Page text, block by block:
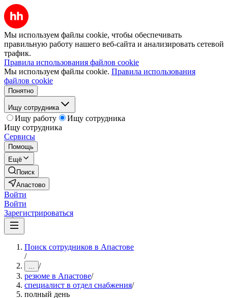
Мы используем файлы cookie, чтобы обеспечивать
правильную работу нашего веб-сайта и анализировать сетевой
трафик.
Правила использования файлов cookie
Мы используем файлы cookie. Правила использования
файлов cookie
Понятно
Ищу сотрудника
Ищу работу
Ищу сотрудника
Ищу сотрудника
Сервисы
Помощь
Ещё
Поиск
Апастово
Войти
Войти
Зарегистрироваться
Поиск сотрудников в Апастове
/
... /
резюме в Апастове/
специалист в отдел снабжения/
полный день